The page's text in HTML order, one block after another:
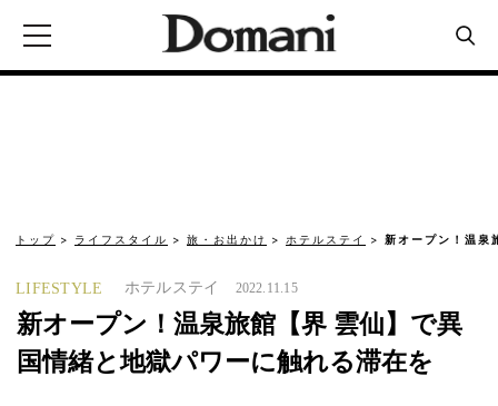
トップ ライフスタイル 旅・お出かけ ホテルステイ 新オープン！温泉
LIFESTYLE ホテルステイ 2022.11.15
新オープン！温泉旅館【界 雲仙】で異
国情緒と地獄パワーに触れる滞在を